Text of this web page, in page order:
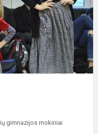
gimnazijos mokiniai